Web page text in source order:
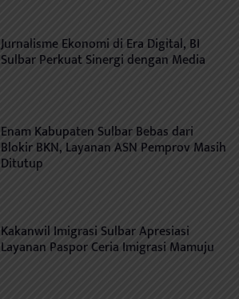
Jurnalisme Ekonomi di Era Digital, BI
Sulbar Perkuat Sinergi dengan Media
Enam Kabupaten Sulbar Bebas dari
Blokir BKN, Layanan ASN Pemprov Masih
Ditutup
Kakanwil Imigrasi Sulbar Apresiasi
Layanan Paspor Ceria Imigrasi Mamuju